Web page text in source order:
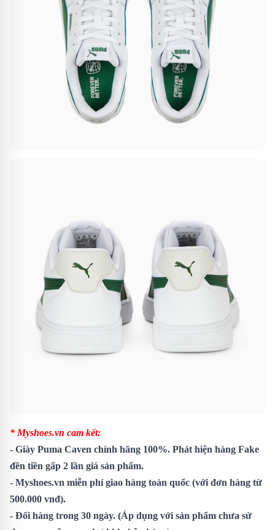
* Myshoes.vn cam kết:
- Giày Puma Caven chính hãng 100%. Phát hiện hàng Fake
đền tiền gấp 2 lần giá sản phẩm.
- Myshoes.vn miễn phí giao hàng toàn quốc (với đơn hàng từ
500.000 vnđ).
- Đổi hàng trong 30 ngày. (Áp dụng với sản phẩm chưa sử